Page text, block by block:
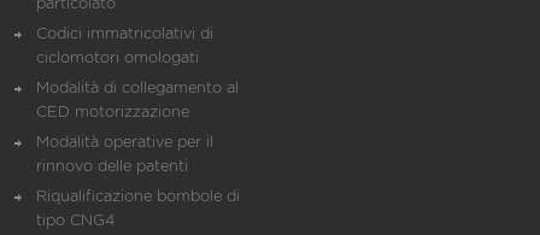
particolato
Codici immatricolativi di
ciclomotori omologati
Modalità di collegamento al
CED motorizzazione
Modalità operative per il
rinnovo delle patenti
Riqualificazione bombole di
tipo CNG4